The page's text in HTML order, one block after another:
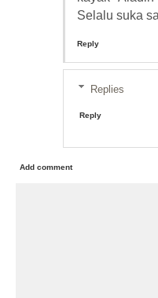
Selalu suka
Reply
Replies
Reply
Add comment